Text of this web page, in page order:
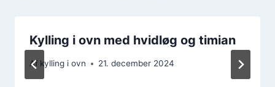
Kylling i ovn med hvidløg og timian
Af kylling i ovn 21. december 2024